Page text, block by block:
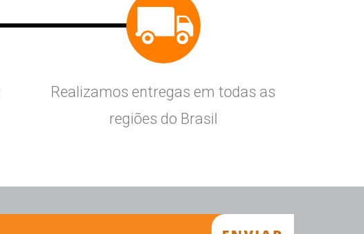
Realizamos entregas em todas as
regiões do Brasil